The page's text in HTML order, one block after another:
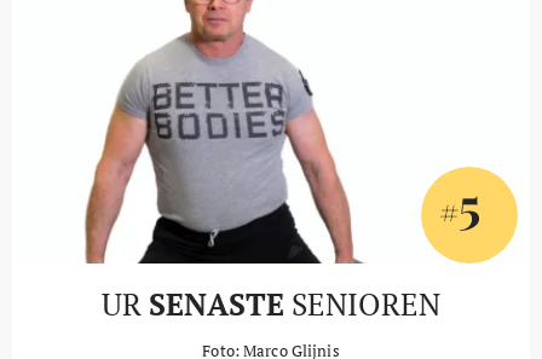
#5
UR SENASTE SENIOREN
Foto: Marco Glijnis